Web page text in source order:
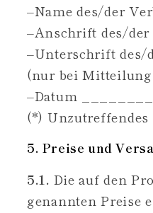
–Name des/der
–Anschrift des/der
–Unterschrift des/
(nur bei
–Datum
(*) Unzutreffendes
5. Preise und
5.1. Die auf den
genannten Preise